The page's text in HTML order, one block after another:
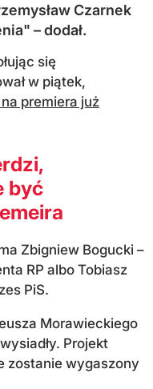
Czarnek
– dodał.
się
w piątek,
premiera już
być
Zbigniew Bogucki –
RP albo Tobiasz
PiS.
Morawieckiego
Projekt
zostanie wygaszony